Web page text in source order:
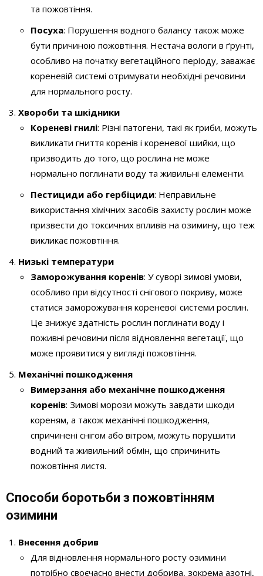
та пожовтіння.
Посуха: Порушення водного балансу також може
бути причиною пожовтіння. Нестача вологи в ґрунті,
особливо на початку вегетаційного періоду, заважає
кореневій системі отримувати необхідні речовини
для нормального росту.
Хвороби та шкідники
Кореневі гнилі: Різні патогени, такі як гриби, можуть
викликати гниття коренів і кореневої шийки, що
призводить до того, що рослина не може
нормально поглинати воду та живильні елементи.
Пестициди або гербіциди: Неправильне
використання хімічних засобів захисту рослин може
призвести до токсичних впливів на озимину, що теж
викликає пожовтіння.
Низькі температури
Заморожування коренів: У суворі зимові умови,
особливо при відсутності снігового покриву, може
статися заморожування кореневої системи рослин.
Це знижує здатність рослин поглинати воду і
поживні речовини після відновлення вегетації, що
може проявитися у вигляді пожовтіння.
Механічні пошкодження
Вимерзання або механічне пошкодження
коренів: Зимові морози можуть завдати шкоди
кореням, а також механічні пошкодження,
спричинені снігом або вітром, можуть порушити
водний та живильний обмін, що спричинить
пожовтіння листя.
Способи боротьби з пожовтінням
озимини
Внесення добрив
Для відновлення нормального росту озимини
потрібно своєчасно внести добрива, зокрема азотні,